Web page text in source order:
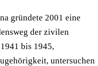
gründete 2001 eine
der zivilen
bis 1945,
untersuchen